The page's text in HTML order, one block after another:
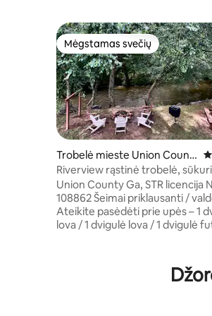
Mėgstamas svečių
Mėgstamas svečių
Trobelė mieste Union Count
y
Riverview rąstinė trobelė,
vamzdžiai, tinka šunims
Union County Ga, STR licencija
108862 Šeimai priklausanti /
Ateikite pasėdėti prie upės – 1
lova / 1 dvigulė lova / 1 dvigulė
Apsilankykite restoranuose, vyno
gamyklose ir distiliavimo